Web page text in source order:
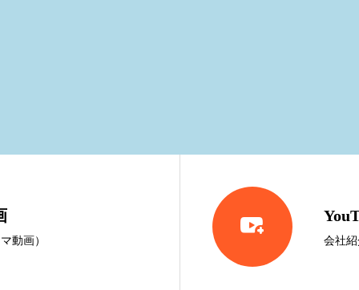
動画）  会社